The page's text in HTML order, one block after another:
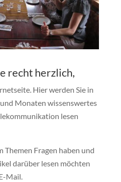
recht herzlich,
Hier werden Sie in
Monaten wissenswertes
lesen
Themen Fragen haben und
darüber lesen möchten
Mail.